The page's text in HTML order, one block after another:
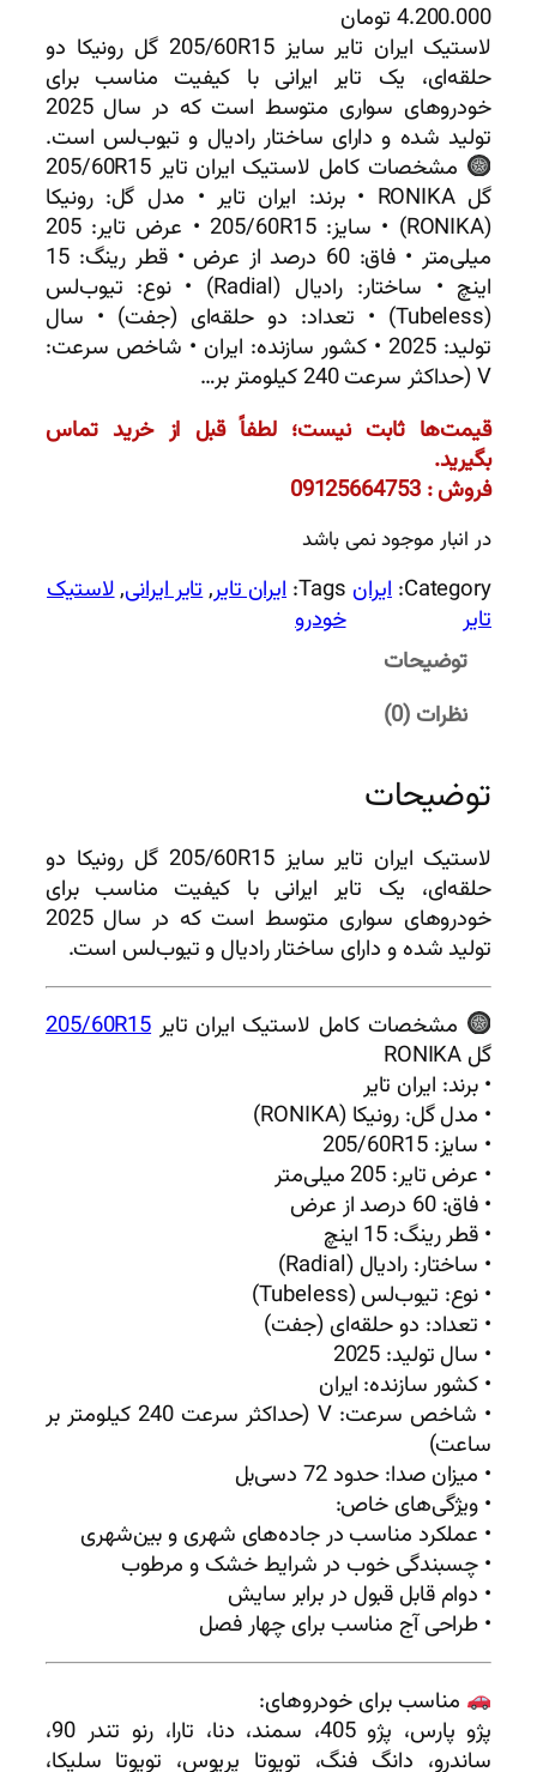
4.200.000 تومان
لاستیک ایران تایر سایز 205/60R15 گل رونیکا دو
حلقه‌ای، یک تایر ایرانی با کیفیت مناسب برای
خودروهای سواری متوسط است که در سال 2025
تولید شده و دارای ساختار رادیال و تیوب‌لس است.
مشخصات کامل لاستیک ایران تایر 205/60R15
گل RONIKA • برند: ایران تایر • مدل گل: رونیکا
(RONIKA) • سایز: 205/60R15 • عرض تایر: 205
میلی‌متر • فاق: 60 درصد از عرض • قطر رینگ: 15
اینچ • ساختار: رادیال (Radial) • نوع: تیوب‌لس
(Tubeless) • تعداد: دو حلقه‌ای (جفت) • سال
تولید: 2025 • کشور سازنده: ایران • شاخص سرعت:
V (حداکثر سرعت 240 کیلومتر بر…
قیمت‌ها ثابت نیست؛ لطفاً قبل از خرید تماس
بگیرید.
فروش : 09125664753
در انبار موجود نمی باشد
Category: ایران
تایر
Tags: ایران تایر, تایر ایرانی, لاستیک
خودرو
توضیحات
نظرات (0)
توضیحات
لاستیک ایران تایر سایز 205/60R15 گل رونیکا دو
حلقه‌ای، یک تایر ایرانی با کیفیت مناسب برای
خودروهای سواری متوسط است که در سال 2025
تولید شده و دارای ساختار رادیال و تیوب‌لس است.
مشخصات کامل لاستیک ایران تایر205/60R15
گل RONIKA
• برند: ایران تایر
• مدل گل: رونیکا (RONIKA)
• سایز: 205/60R15
• عرض تایر: 205 میلی‌متر
• فاق: 60 درصد از عرض
• قطر رینگ: 15 اینچ
• ساختار: رادیال (Radial)
• نوع: تیوب‌لس (Tubeless)
• تعداد: دو حلقه‌ای (جفت)
• سال تولید: 2025
• کشور سازنده: ایران
• شاخص سرعت: V (حداکثر سرعت 240 کیلومتر بر
ساعت)
• میزان صدا: حدود 72 دسی‌بل
• ویژگی‌های خاص:
• عملکرد مناسب در جاده‌های شهری و بین‌شهری
• چسبندگی خوب در شرایط خشک و مرطوب
• دوام قابل قبول در برابر سایش
• طراحی آج مناسب برای چهار فصل
مناسب برای خودروهای:
پژو پارس، پژو 405، سمند، دنا، تارا، رنو تندر 90،
ساندرو، دانگ فنگ، تویوتا پریوس، تویوتا سلیکا،